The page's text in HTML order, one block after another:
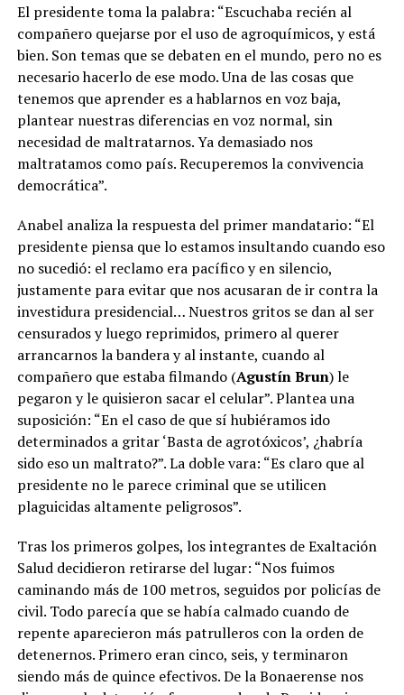
El presidente toma la palabra: “Escuchaba recién al
compañero quejarse por el uso de agroquímicos, y está
bien. Son temas que se debaten en el mundo, pero no es
necesario hacerlo de ese modo. Una de las cosas que
tenemos que aprender es a hablarnos en voz baja,
plantear nuestras diferencias en voz normal, sin
necesidad de maltratarnos. Ya demasiado nos
maltratamos como país. Recuperemos la convivencia
democrática”.
Anabel analiza la respuesta del primer mandatario: “El
presidente piensa que lo estamos insultando cuando eso
no sucedió: el reclamo era pacífico y en silencio,
justamente para evitar que nos acusaran de ir contra la
investidura presidencial… Nuestros gritos se dan al ser
censurados y luego reprimidos, primero al querer
arrancarnos la bandera y al instante, cuando al
compañero que estaba filmando (Agustín Brun) le
pegaron y le quisieron sacar el celular”. Plantea una
suposición: “En el caso de que sí hubiéramos ido
determinados a gritar ‘Basta de agrotóxicos’, ¿habría
sido eso un maltrato?”. La doble vara: “Es claro que al
presidente no le parece criminal que se utilicen
plaguicidas altamente peligrosos”.
Tras los primeros golpes, los integrantes de Exaltación
Salud decidieron retirarse del lugar: “Nos fuimos
caminando más de 100 metros, seguidos por policías de
civil. Todo parecía que se había calmado cuando de
repente aparecieron más patrulleros con la orden de
detenernos. Primero eran cinco, seis, y terminaron
siendo más de quince efectivos. De la Bonaerense nos